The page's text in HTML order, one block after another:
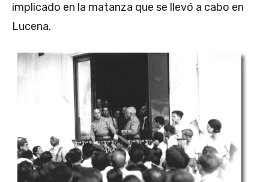
implicado en la matanza que se llevó a cabo en
Lucena.